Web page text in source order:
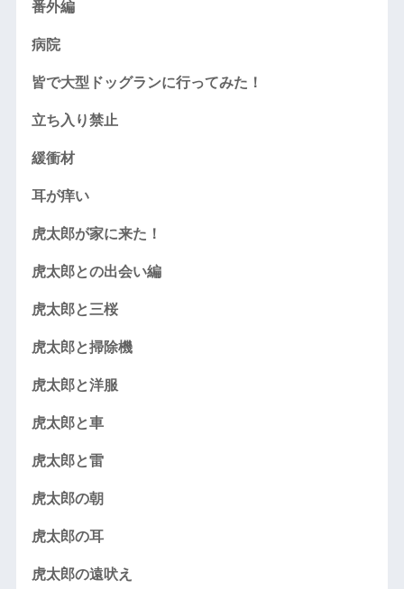
番外編
病院
皆で大型ドッグランに行ってみた！
立ち入り禁止
緩衝材
耳が痒い
虎太郎が家に来た！
虎太郎との出会い編
虎太郎と三桜
虎太郎と掃除機
虎太郎と洋服
虎太郎と車
虎太郎と雷
虎太郎の朝
虎太郎の耳
虎太郎の遠吠え